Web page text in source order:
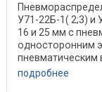
У71-22Б-1( 2;3) и
16 и 25 мм с
односторонним
пневматическим
подробнее